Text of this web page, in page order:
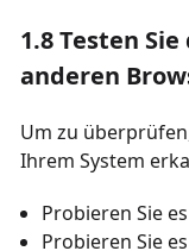
1.8 Testen
anderen
Um zu
Ihrem System
Probieren Sie
Probieren Sie